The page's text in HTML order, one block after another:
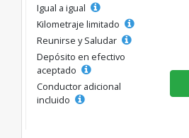
Igual a igual
Kilometraje limitado
Reunirse y Saludar
Depósito en efectivo
aceptado
Conductor adicional
incluido